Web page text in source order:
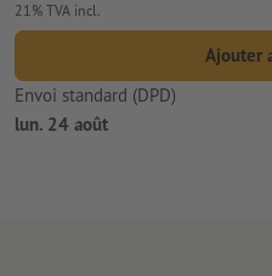
21% TVA incl.
Ajouter
Envoi standard (DPD)
lun. 24 août